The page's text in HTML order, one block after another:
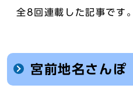
全8回連載した記事です。
宮前地名さんぽ